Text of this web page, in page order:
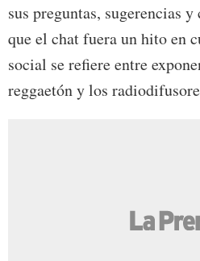
sus preguntas, sugerencias
que el chat fuera un hito en
social se refiere entre
reggaetón y los